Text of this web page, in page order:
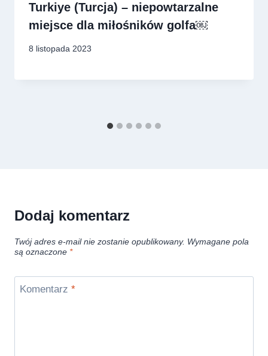
Turkiye (Turcja) – niepowtarzalne
miejsce dla miłośników golfa￼
8 listopada 2023
Dodaj komentarz
Twój adres e-mail nie zostanie opublikowany. Wymagane pola
są oznaczone *
Komentarz *